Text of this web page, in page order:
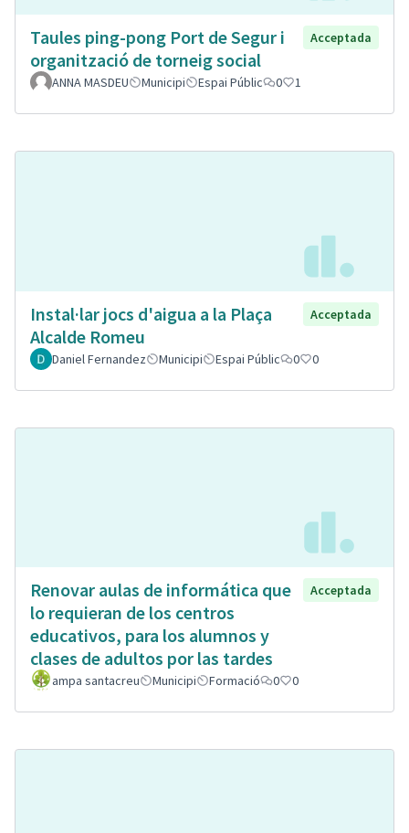
Taules ping-pong Port de Segur i
organització de torneig social
Acceptada
ANNA MASDEU Municipi Espai Públic 0 1
Instal·lar jocs d'aigua a la Plaça
Alcalde Romeu
Acceptada
Daniel Fernandez Municipi Espai Públic 0 0
Renovar aulas de informática que
lo requieran de los centros
educativos, para los alumnos y
clases de adultos por las tardes
Acceptada
ampa santacreu Municipi Formació 0 0